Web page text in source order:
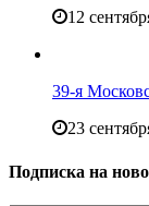
12
39-я
23
Подписка на